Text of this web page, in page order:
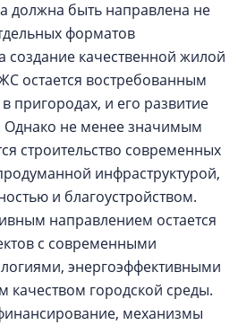
должна быть направлена не
форматов
создание качественной жилой
остается востребованным
пригородах, и его развитие
Однако не менее значимым
строительство современных
инфраструктурой,
и благоустройством.
направлением остается
с современными
энергоэффективными
городской среды.
механизмы